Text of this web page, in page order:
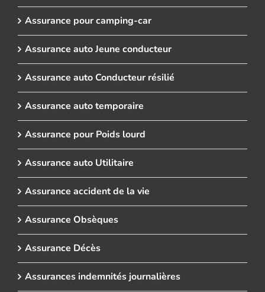
Assurance pour camping-car
Assurance auto Jeune conducteur
Assurance auto Conducteur résilié
Assurance auto temporaire
Assurance pour Poids lourd
Assurance auto Utilitaire
Assurance accident de la vie
Assurance Obsèques
Assurance Décès
Assurances indemnités journalières